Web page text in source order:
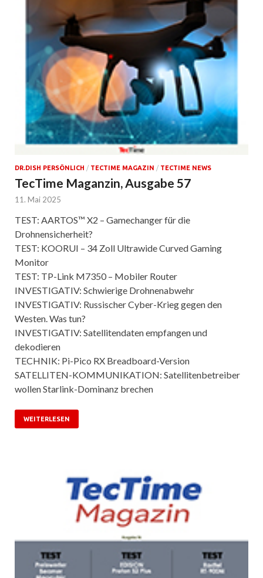
DR.DISH PERSÖNLICH / TECTIME MAGAZIN / TECTIME NEWS
TecTime Maganzin, Ausgabe 57
11. Mai 2025
TEST: AARTOS™ X2 – Gamechanger für die
Drohnensicherheit?
TEST: KOORUI – 34 Zoll Ultrawide Curved Gaming
Monitor
TEST: TP-Link M7350 – Mobiler Router
INVESTIGATIV: Schwierige Drohnenabwehr
INVESTIGATIV: Russischer Cyber-Krieg gegen den
Westen. Was tun?
INVESTIGATIV: Satellitendaten empfangen und
dekodieren
TECHNIK: Pi-Pico RX Breadboard-Version
SATELLITEN-KOMMUNIKATION: Satellitenbetreiber
wollen Starlink-Dominanz brechen
WEITERLESEN